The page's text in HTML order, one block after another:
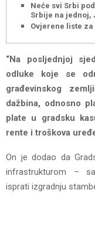
Neće svi Srbi
Srbije na jednoj,
Ovjerene liste
“Na posljednjoj
odluke koje se
građevinskog
dažbina, odnosno
plate u gradsku
rente i troškova
On je dodao da
infrastrukturom –
isprati izgradnju